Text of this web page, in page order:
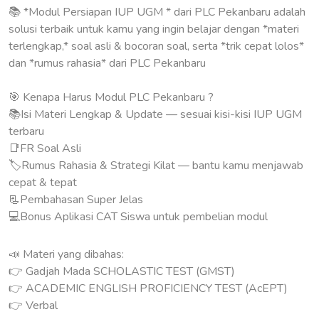
📚 *Modul Persiapan IUP UGM * dari PLC Pekanbaru adalah
solusi terbaik untuk kamu yang ingin belajar dengan *materi
terlengkap,* soal asli & bocoran soal, serta *trik cepat lolos*
dan *rumus rahasia* dari PLC Pekanbaru
🎯 Kenapa Harus Modul PLC Pekanbaru ?
📚Isi Materi Lengkap & Update — sesuai kisi-kisi IUP UGM
terbaru
📑FR Soal Asli
🏷Rumus Rahasia & Strategi Kilat — bantu kamu menjawab
cepat & tepat
📃Pembahasan Super Jelas
💻Bonus Aplikasi CAT Siswa untuk pembelian modul
📣 Materi yang dibahas:
👉 Gadjah Mada SCHOLASTIC TEST (GMST)
👉 ACADEMIC ENGLISH PROFICIENCY TEST (AcEPT)
👉 Verbal